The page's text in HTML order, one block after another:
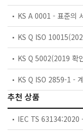
KS A 0001 - 표준의
KS Q ISO
KS Q 5002(2019 확
추천 상품